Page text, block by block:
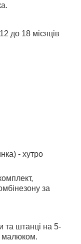
до 18 місяців
- хутро
за
та штанці на 5-
малюком.